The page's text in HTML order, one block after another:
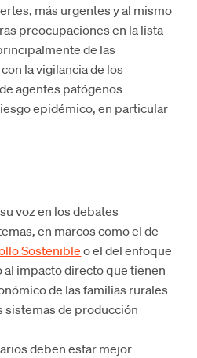
más urgentes y al mismo
preocupaciones en la lista
de las
la vigilancia de los
agentes patógenos
epidémico, en particular
voz en los debates
en marcos como el de
Sostenibleo el del enfoque
al impacto directo que tienen
de las familias rurales
sistemas de producción
deben estar mejor